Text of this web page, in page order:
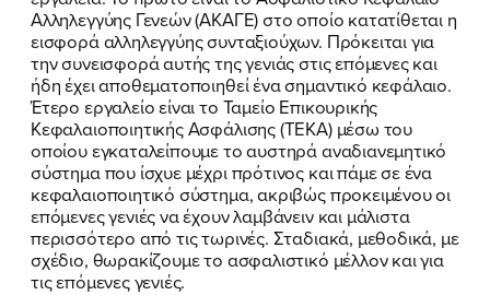
Αλληλεγγύης Γενεών (ΑΚΑΓΕ) στο οποίο κατατίθεται η
εισφορά αλληλεγγύης συνταξιούχων. Πρόκειται για
την συνεισφορά αυτής της γενιάς στις επόμενες και
ήδη έχει αποθεματοποιηθεί ένα σημαντικό κεφάλαιο.
Έτερο εργαλείο είναι το Ταμείο Επικουρικής
Κεφαλαιοποιητικής Ασφάλισης (ΤΕΚΑ) μέσω του
οποίου εγκαταλείπουμε το αυστηρά αναδιανεμητικό
σύστημα που ίσχυε μέχρι πρότινος και πάμε σε ένα
κεφαλαιοποιητικό σύστημα, ακριβώς προκειμένου οι
επόμενες γενιές να έχουν λαμβάνειν και μάλιστα
περισσότερο από τις τωρινές. Σταδιακά, μεθοδικά, με
σχέδιο, θωρακίζουμε το ασφαλιστικό μέλλον και για
τις επόμενες γενιές.